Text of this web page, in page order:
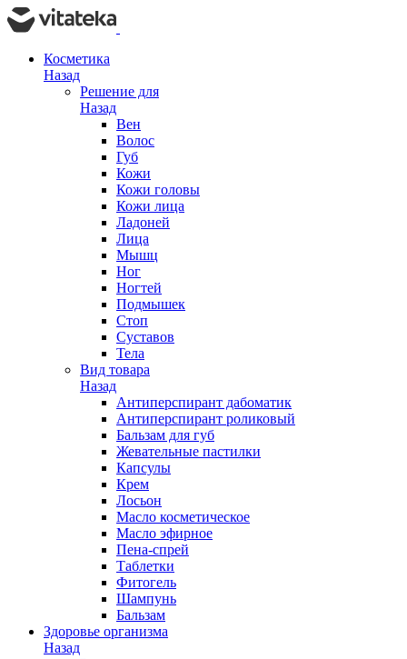
Косметика
Назад
Решение для
Назад
Вен
Волос
Губ
Кожи
Кожи головы
Кожи лица
Ладоней
Лица
Мышц
Ног
Ногтей
Подмышек
Стоп
Суставов
Тела
Вид товара
Назад
Антиперспирант дабоматик
Антиперспирант роликовый
Бальзам для губ
Жевательные пастилки
Капсулы
Крем
Лосьон
Масло косметическое
Масло эфирное
Пена-спрей
Таблетки
Фитогель
Шампунь
Бальзам
Здоровье организма
Назад